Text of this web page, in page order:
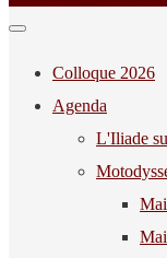
Colloque 2026
Agenda
L'Iliade